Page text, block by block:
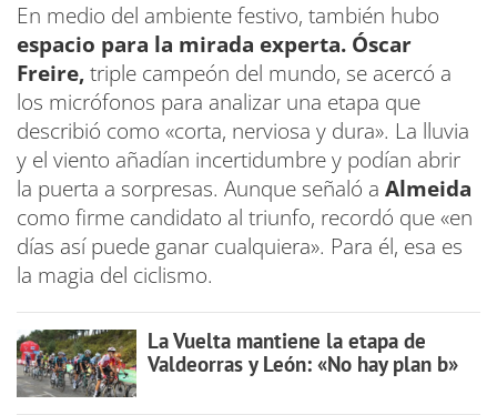
En medio del ambiente festivo, también hubo
espacio para la mirada experta. Óscar
Freire,triple campeón del mundo, se acercó a
los micrófonos para analizar una etapa que
describió como «corta, nerviosa y dura». La lluvia
y el viento añadían incertidumbre y podían abrir
la puerta a sorpresas. Aunque señaló a Almeida
como firme candidato al triunfo, recordó que «en
días así puede ganar cualquiera». Para él, esa es
la magia del ciclismo.
La Vuelta mantiene la etapa de
Valdeorras y León: «No hay plan b»